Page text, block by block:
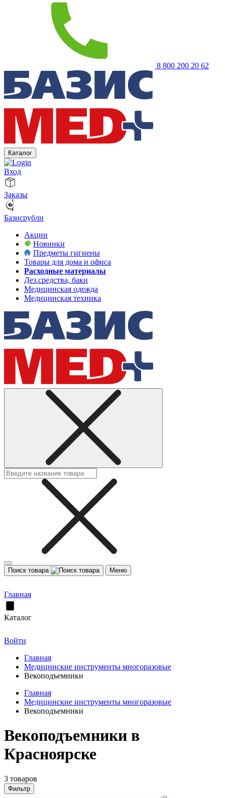
8 800 200 20 62
Каталог
Вход
Заказы
Базисрубли
Акции
Новинки
Предметы гигиены
Товары для дома и офиса
Расходные материалы
Дез.средства, баки
Медицинская одежда
Медицинская техника
Поиск товара Меню
Главная
Каталог
Войти
Главная
Медицинские инструменты многоразовые
Векоподъемники
Главная
Медицинские инструменты многоразовые
Векоподъемники
Векоподъемники в
Красноярске
3 товаров
Фильтр